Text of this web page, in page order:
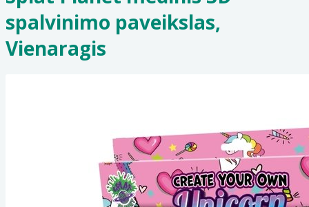
spalvinimo paveikslas,
Vienaragis